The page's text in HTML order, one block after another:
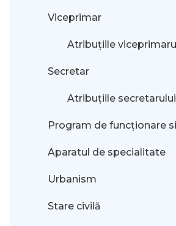
Viceprimar
Atribuțiile
Secretar
Atribuțiile secretarului
Program de funcționare
Aparatul de specialitate
Urbanism
Stare civilă